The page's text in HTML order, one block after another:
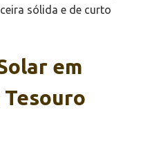
sólida e de curto
em
Tesouro